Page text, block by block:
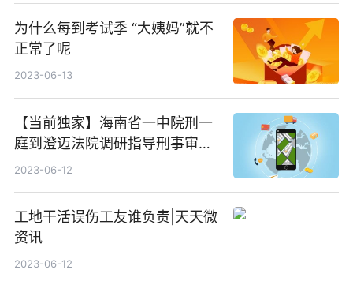
为什么每到考试季 “大姨妈”就不
正常了呢
2023-06-13
【当前独家】海南省一中院刑一
庭到澄迈法院调研指导刑事审判
工作
2023-06-12
工地干活误伤工友谁负责|天天微
资讯
2023-06-12